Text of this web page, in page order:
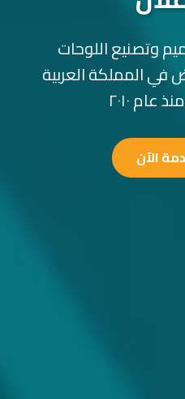
وتصنيع اللوحات
في المملكة العربية
٢٠١٠
الآن